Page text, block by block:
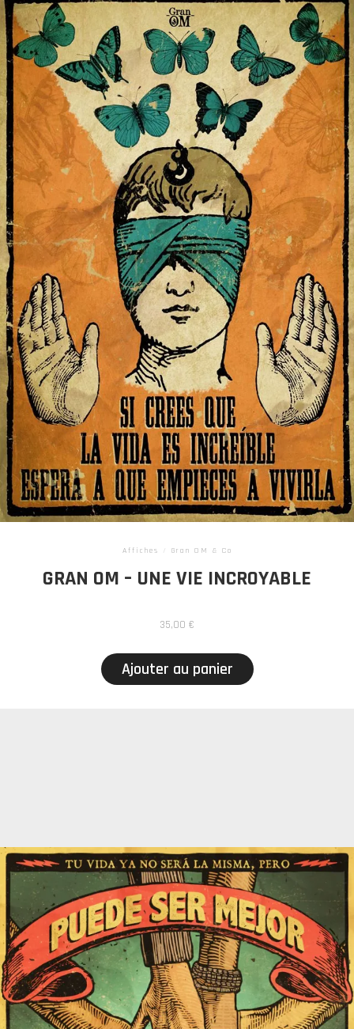
Affiches Gran OM & Co
GRAN OM – UNE VIE INCROYABLE
35,00 €
Ajouter au panier